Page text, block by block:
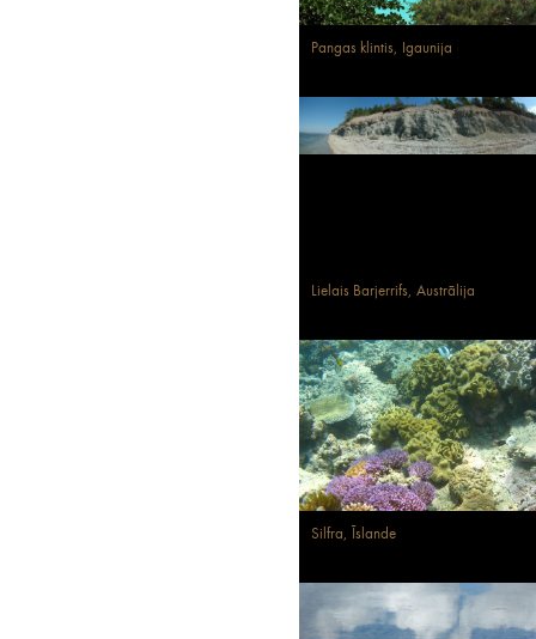
Pangas klintis, Igaunija
Lielais Barjerrifs, Austrālija
Silfra, Īslande